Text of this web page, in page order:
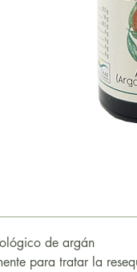
de argán
para tratar la